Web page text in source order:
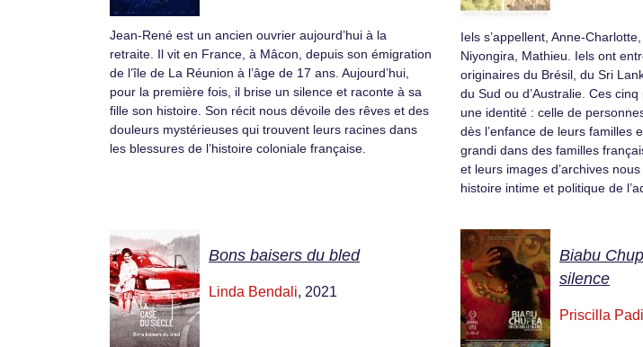
Jean-René est un ancien ouvrier aujourd’hui à la
retraite. Il vit en France, à Mâcon, depuis son émigration
de l’île de La Réunion à l’âge de 17 ans. Aujourd’hui,
pour la première fois, il brise un silence et raconte à sa
fille son histoire. Son récit nous dévoile des rêves et des
douleurs mystérieuses qui trouvent leurs racines dans
les blessures de l’histoire coloniale française.
Iels s’appellent, Anne-
Niyongira, Mathieu. Iels ont
originaires du Brésil, du Sri
du Sud ou d’Australie. Ces
une identité : celle de
dès l’enfance de leurs familles
grandi dans des familles
et leurs images d’archives
histoire intime et politique de
Bons baisers du bled
Linda Bendali, 2021
Biabu
silence
Priscilla